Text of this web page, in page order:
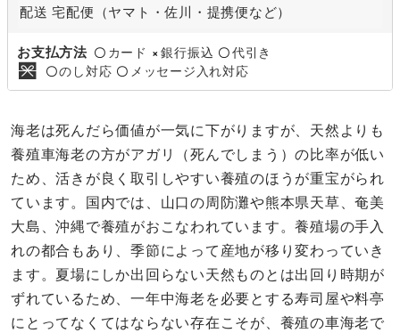
配送 宅配便（ヤマト・佐川・提携便など）
お支払方法 〇 カード × 銀行振込 〇代引き
〇のし対応 〇 メッセージ入れ対応
海老は死んだら価値が一気に下がりますが、天然よりも
養殖車海老の方がアガリ（死んでしまう）の比率が低い
ため、活きが良く取引しやすい養殖のほうが重宝がられ
ています。国内では、山口の周防灘や熊本県天草、奄美
大島、沖縄で養殖がおこなわれています。養殖場の手入
れの都合もあり、季節によって産地が移り変わっていき
ます。夏場にしか出回らない天然ものとは出回り時期が
ずれているため、一年中海老を必要とする寿司屋や料亭
にとってなくてはならない存在こそが、養殖の車海老で